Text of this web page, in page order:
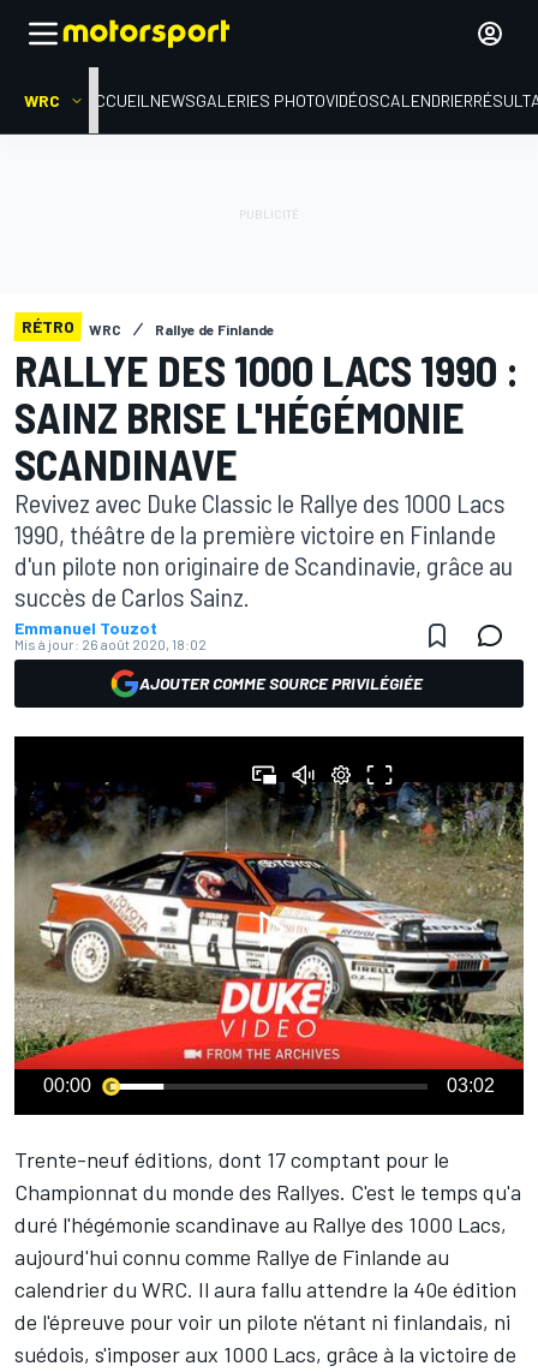
WRC ACCUEIL NEWSGALERIES PHOTOVIDÉOSCALENDRIER
RÉTRO WRC Rallye de Finlande
RALLYE DES 1000 LACS 1990 :
SAINZ BRISE L'HÉGÉMONIE
SCANDINAVE
Revivez avec Duke Classic le Rallye des 1000 Lacs
1990, théâtre de la première victoire en Finlande
d'un pilote non originaire de Scandinavie, grâce au
succès de Carlos Sainz.
Emmanuel Touzot
Mis à jour: 26 août 2020, 18:02
AJOUTER COMME SOURCE PRIVILÉGIÉE
00:00 03:02
Trente-neuf éditions, dont 17 comptant pour le
Championnat du monde des Rallyes. C'est le temps qu'a
duré l'hégémonie scandinave au Rallye des 1000 Lacs,
aujourd'hui connu comme Rallye de Finlande au
calendrier du WRC. Il aura fallu attendre la 40e édition
de l'épreuve pour voir un pilote n'étant ni finlandais, ni
suédois, s'imposer aux 1000 Lacs, grâce à la victoire de